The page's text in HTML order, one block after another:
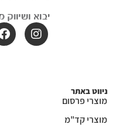
ניווט באתר
מוצרי פרסום
מוצרי קד"מ